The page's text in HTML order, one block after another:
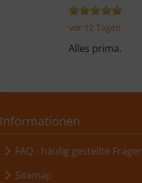
vor 12 Tagen
Alles prima.
Informationen
FAQ - häufig gestellte
Sitemap